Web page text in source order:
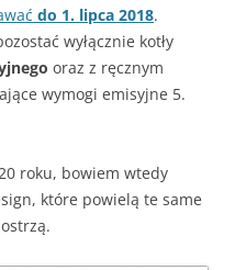
do 1. lipca 2018.
wyłącznie kotły
oraz z ręcznym
wymogi emisyjne 5.
roku, bowiem wtedy
które powielą te same